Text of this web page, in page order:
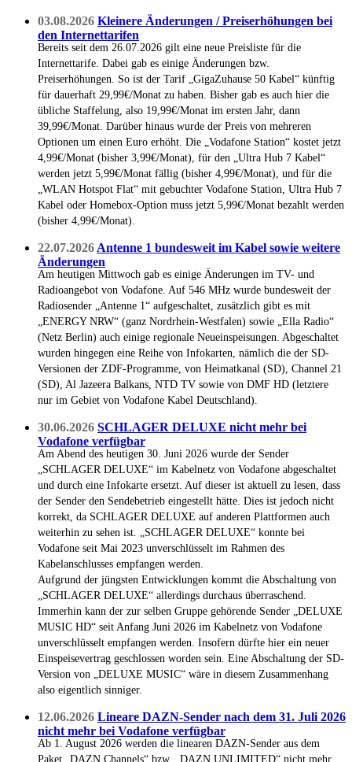
03.08.2026 Kleinere Änderungen / Preiserhöhungen bei
den Internettarifen
Bereits seit dem 26.07.2026 gilt eine neue Preisliste für die
Internettarife. Dabei gab es einige Änderungen bzw.
Preiserhöhungen. So ist der Tarif „GigaZuhause 50 Kabel“ künftig
für dauerhaft 29,99€/Monat zu haben. Bisher gab es auch hier die
übliche Staffelung, also 19,99€/Monat im ersten Jahr, dann
39,99€/Monat. Darüber hinaus wurde der Preis von mehreren
Optionen um einen Euro erhöht. Die „Vodafone Station“ kostet jetzt
4,99€/Monat (bisher 3,99€/Monat), für den „Ultra Hub 7 Kabel“
werden jetzt 5,99€/Monat fällig (bisher 4,99€/Monat), und für die
„WLAN Hotspot Flat“ mit gebuchter Vodafone Station, Ultra Hub 7
Kabel oder Homebox-Option muss jetzt 5,99€/Monat bezahlt werden
(bisher 4,99€/Monat).
22.07.2026 Antenne 1 bundesweit im Kabel sowie weitere
Änderungen
Am heutigen Mittwoch gab es einige Änderungen im TV- und
Radioangebot von Vodafone. Auf 546 MHz wurde bundesweit der
Radiosender „Antenne 1“ aufgeschaltet, zusätzlich gibt es mit
„ENERGY NRW“ (ganz Nordrhein-Westfalen) sowie „Ella Radio“
(Netz Berlin) auch einige regionale Neueinspeisungen. Abgeschaltet
wurden hingegen eine Reihe von Infokarten, nämlich die der SD-
Versionen der ZDF-Programme, von Heimatkanal (SD), Channel 21
(SD), Al Jazeera Balkans, NTD TV sowie von DMF HD (letztere
nur im Gebiet von Vodafone Kabel Deutschland).
30.06.2026 SCHLAGER DELUXE nicht mehr bei
Vodafone verfügbar
Am Abend des heutigen 30. Juni 2026 wurde der Sender
„SCHLAGER DELUXE“ im Kabelnetz von Vodafone abgeschaltet
und durch eine Infokarte ersetzt. Auf dieser ist aktuell zu lesen, dass
der Sender den Sendebetrieb eingestellt hätte. Dies ist jedoch nicht
korrekt, da SCHLAGER DELUXE auf anderen Plattformen auch
weiterhin zu sehen ist. „SCHLAGER DELUXE“ konnte bei
Vodafone seit Mai 2023 unverschlüsselt im Rahmen des
Kabelanschlusses empfangen werden.
Aufgrund der jüngsten Entwicklungen kommt die Abschaltung von
„SCHLAGER DELUXE“ allerdings durchaus überraschend.
Immerhin kann der zur selben Gruppe gehörende Sender „DELUXE
MUSIC HD“ seit Anfang Juni 2026 im Kabelnetz von Vodafone
unverschlüsselt empfangen werden. Insofern dürfte hier ein neuer
Einspeisevertrag geschlossen worden sein. Eine Abschaltung der SD-
Version von „DELUXE MUSIC“ wäre in diesem Zusammenhang
also eigentlich sinniger.
12.06.2026 Lineare DAZN-Sender nach dem 31. Juli 2026
nicht mehr bei Vodafone verfügbar
Ab 1. August 2026 werden die linearen DAZN-Sender aus dem
Paket „DAZN Channels“ bzw. „DAZN UNLIMITED“ nicht mehr